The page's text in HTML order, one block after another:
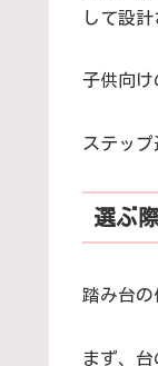
して設計
子供向け
ステッ
選ぶ
踏み台の
まず、